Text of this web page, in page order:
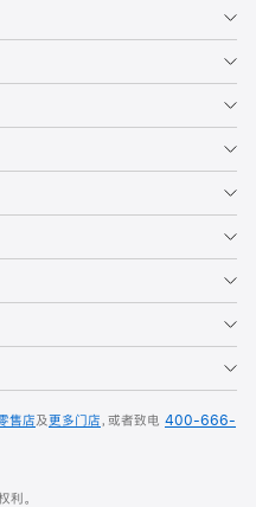
售店及更多门店，或者致电 400-666-
。